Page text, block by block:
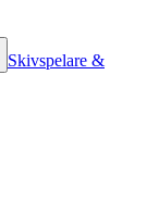
Skivspelare &